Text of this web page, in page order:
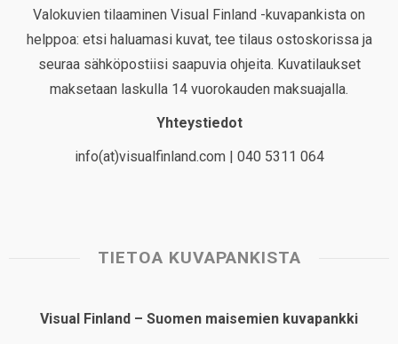
Valokuvien tilaaminen Visual Finland -kuvapankista on
helppoa: etsi haluamasi kuvat, tee tilaus ostoskorissa ja
seuraa sähköpostiisi saapuvia ohjeita. Kuvatilaukset
maksetaan laskulla 14 vuorokauden maksuajalla.
Yhteystiedot
info(at)visualfinland.com | 040 5311 064
TIETOA KUVAPANKISTA
Visual Finland – Suomen maisemien kuvapankki